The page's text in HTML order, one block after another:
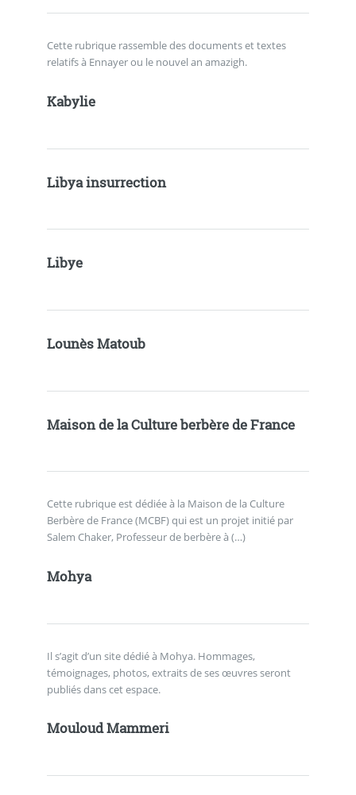
Cette rubrique rassemble des documents et textes
relatifs à Ennayer ou le nouvel an amazigh.
Kabylie
Libya insurrection
Libye
Lounès Matoub
Maison de la Culture berbère de France
Cette rubrique est dédiée à la Maison de la Culture
Berbère de France (MCBF) qui est un projet initié par
Salem Chaker, Professeur de berbère à (…)
Mohya
Il s’agit d’un site dédié à Mohya. Hommages,
témoignages, photos, extraits de ses œuvres seront
publiés dans cet espace.
Mouloud Mammeri